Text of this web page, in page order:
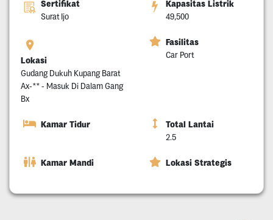
Sertifikat
Surat Ijo
Kapasitas Listrik
49,500
Lokasi
Gudang Dukuh Kupang Barat
Ax-** - Masuk Di Dalam Gang
Bx
Fasilitas
Car Port
Kamar Tidur Total Lantai
2.5
Kamar Mandi Lokasi Strategis